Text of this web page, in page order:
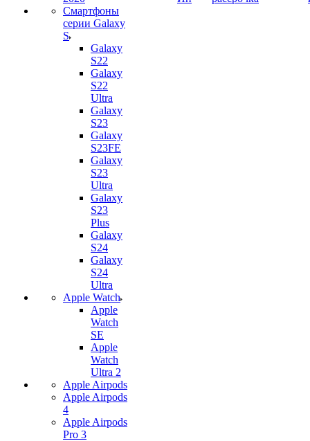
Смартфоны
серии Galaxy
S
Galaxy
S22
Galaxy
S22
Ultra
Galaxy
S23
Galaxy
S23FE
Galaxy
S23
Ultra
Galaxy
S23
Plus
Galaxy
S24
Galaxy
S24
Ultra
Apple Watch
Apple
Watch
SE
Apple
Watch
Ultra 2
Apple Airpods
Apple Airpods
4
Apple Airpods
Pro 3